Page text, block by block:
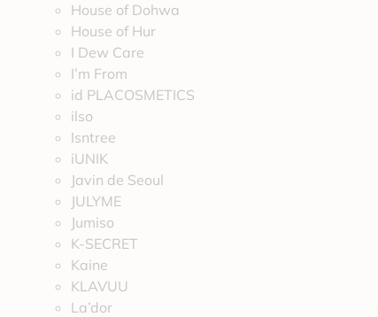
House of Dohwa
House of Hur
I Dew Care
I’m From
id PLACOSMETICS
ilso
Isntree
iUNIK
Javin de Seoul
JULYME
Jumiso
K-SECRET
Kaine
KLAVUU
La’dor